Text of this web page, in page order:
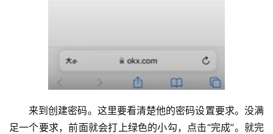
来到创建密码。这里要看清楚他的密码设置要求。没满
足一个要求，前面就会打上绿色的小勾，点击“完成”。就完